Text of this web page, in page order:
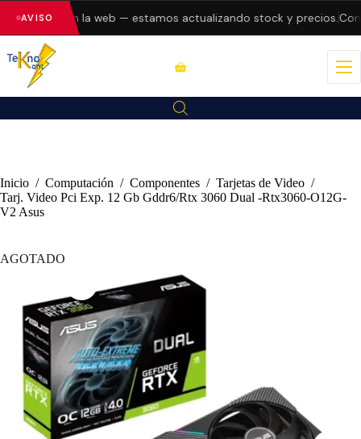
AVISO
errores en la web — estamos actualizando stock y precios.
Inicio / Computación / Componentes / Tarjetas de Video /
Tarj. Video Pci Exp. 12 Gb Gddr6/Rtx 3060 Dual -Rtx3060-O12G-
V2 Asus
AGOTADO